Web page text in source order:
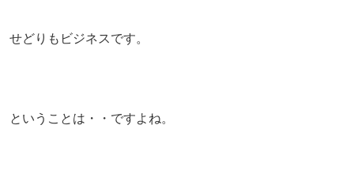
せどりもビジネスです。
ということは・・ですよね。